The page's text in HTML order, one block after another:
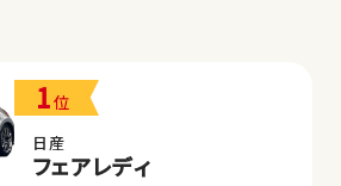
1位
日産
フェアレディ